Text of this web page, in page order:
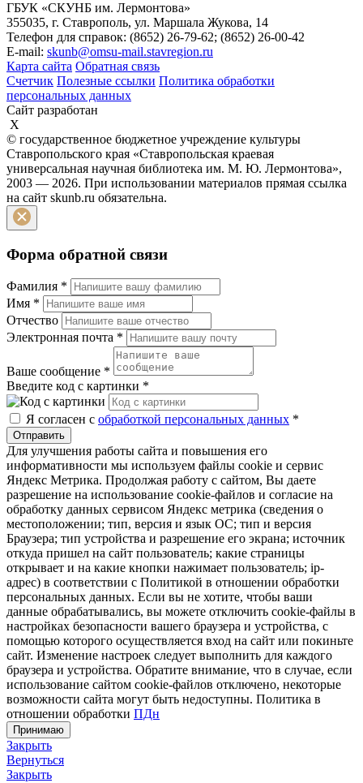
ГБУК «СКУНБ им. Лермонтова»
355035, г. Ставрополь, ул. Маршала Жукова, 14
Телефон для справок: (8652) 26-79-62; (8652) 26-00-42
E-mail: skunb@omsu-mail.stavregion.ru
Карта сайта Обратная связь
Счетчик Полезные ссылки Политика обработки
персональных данных
Сайт разработан
X
© государственное бюджетное учреждение культуры
Ставропольского края «Ставропольская краевая
универсальная научная библиотека им. М. Ю. Лермонтова»,
2003 — 2026. При использовании материалов прямая ссылка
на сайт skunb.ru обязательна.
Форма обратной связи
Фамилия *
Имя *
Отчество
Электронная почта *
Ваше сообщение *
Введите код с картинки *
Я согласен с обработкой персональных данных *
Отправить
Для улучшения работы сайта и повышения его
информативности мы используем файлы cookie и сервис
Яндекс Метрика. Продолжая работу с сайтом, Вы даете
разрешение на использование cookie-файлов и согласие на
обработку данных сервисом Яндекс метрика (сведения о
местоположении; тип, версия и язык ОС; тип и версия
Браузера; тип устройства и разрешение его экрана; источник
откуда пришел на сайт пользователь; какие страницы
открывает и на какие кнопки нажимает пользователь; ip-
адрес) в соответствии с Политикой в отношении обработки
персональных данных. Если вы не хотите, чтобы ваши
данные обрабатывались, вы можете отключить cookie-файлы в
настройках безопасности вашего браузера и устройства, с
помощью которого осуществляется вход на сайт или покиньте
сайт. Изменение настроек следует выполнить для каждого
браузера и устройства. Обратите внимание, что в случае, если
использование сайтом cookie-файлов отключено, некоторые
возможности сайта могут быть недоступны. Политика в
отношении обработки ПДн
Принимаю
Закрыть
Вернуться
Закрыть